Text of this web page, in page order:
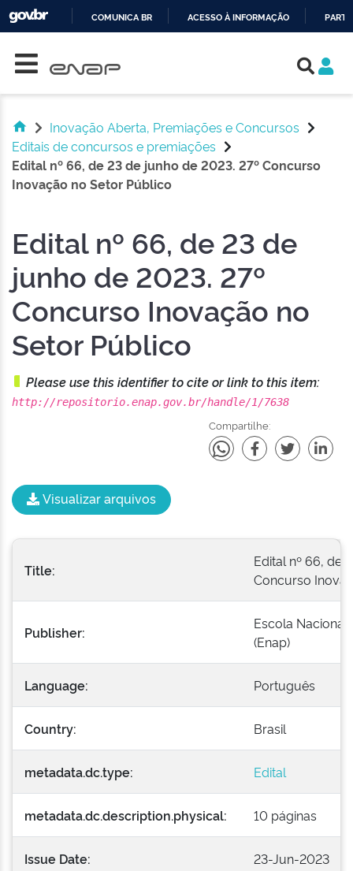
COMUNICA BR ACESSO À INFORMAÇÃO
Inovação Aberta, Premiações e Concursos
Editais de concursos e premiações
Edital nº 66, de 23 de junho de 2023. 27º Concurso
Inovação no Setor Público
Edital nº 66, de 23 de
junho de 2023. 27º
Concurso Inovação no
Setor Público
Please use this identifier to cite or link to this item:
http://repositorio.enap.gov.br/handle/1/7638
Compartilhe:
Visualizar arquivos
Title:
Edital nº 66, de
Concurso
Publisher:
Escola
(Enap)
Language: Português
Country: Brasil
metadata.dc.type: Edital
metadata.dc.description.physical: 10 páginas
Issue Date: 23-Jun-2023